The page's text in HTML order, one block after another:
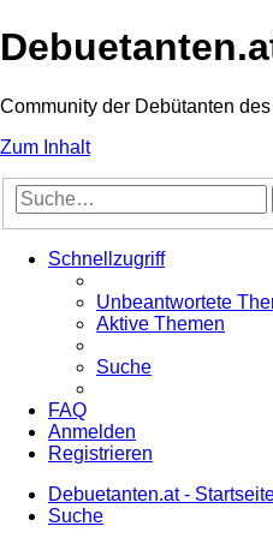
Community der Debütanten
Zum Inhalt
Schnellzugriff
Unbeantwortete
Aktive Themen
Suche
FAQ
Anmelden
Registrieren
Debuetanten.at -
Suche